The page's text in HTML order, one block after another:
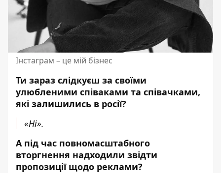
Інстаграм – це мій бізнес
Ти зараз слідкуєш за своїми
улюбленими співаками та співачками,
які залишились в росії?
«Ні».
А під час повномасштабного
вторгнення надходили звідти
пропозиції щодо реклами?